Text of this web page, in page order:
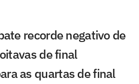
recorde negativo de
de final
as quartas de final